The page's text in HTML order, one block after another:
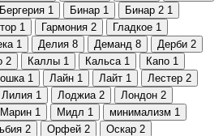
Бергерия 1 Бинар 1 Бинар 2 1
1 Гармония 2 Гладкое 1
1 Делия 8 Деманд 8 Дерби 2
2 Каллы 1 Кальса 1 Капо 1
1 Лайн 1 Лайт 1 Лестер 2
Лилия 1 Лоджиа 2 Лондон 2
Марин 1 Мидл 1 минимализм 1
2 Орфей 2 Оскар 2